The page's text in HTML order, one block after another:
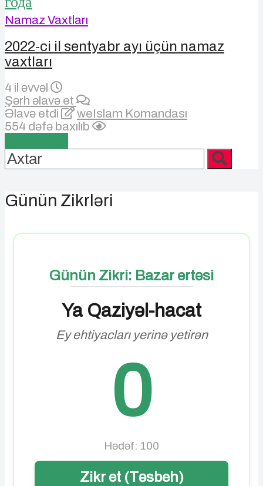
Namaz Vaxtları
2022-ci il sentyabr ayı üçün namaz
vaxtları
4 il əvvəl
Şərh əlavə et
Əlavə etdi
weIslam Komandası
554 dəfə baxılıb
Günün Zikrləri
Günün Zikri: Bazar ertəsi
Ya Qaziyəl-hacat
Ey ehtiyacları yerinə yetirən
0
Hədəf: 100
Zikr et (Təsbeh)